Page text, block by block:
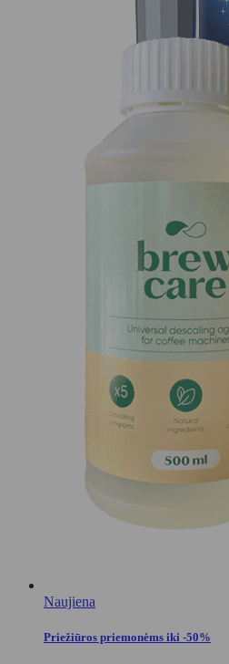
Naujiena
Priežiūros priemonėms iki -50%